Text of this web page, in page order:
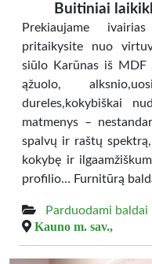
Buitiniai
Prekiaujame
pritaikysite nuo
siūlo Karūnas iš MDF
ąžuolo,
dureles,kokybiškai
matmenys –
spalvų ir raštų
kokybę ir
profilio… Furnitūrą
Parduodami baldai
Kauno m. sav.,